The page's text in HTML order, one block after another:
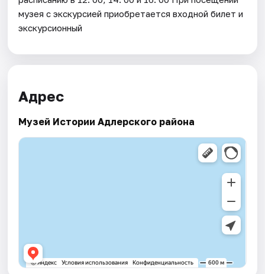
музея с экскурсией приобретается входной билет и
экскурсионный
Адрес
Музей Истории Адлерского района